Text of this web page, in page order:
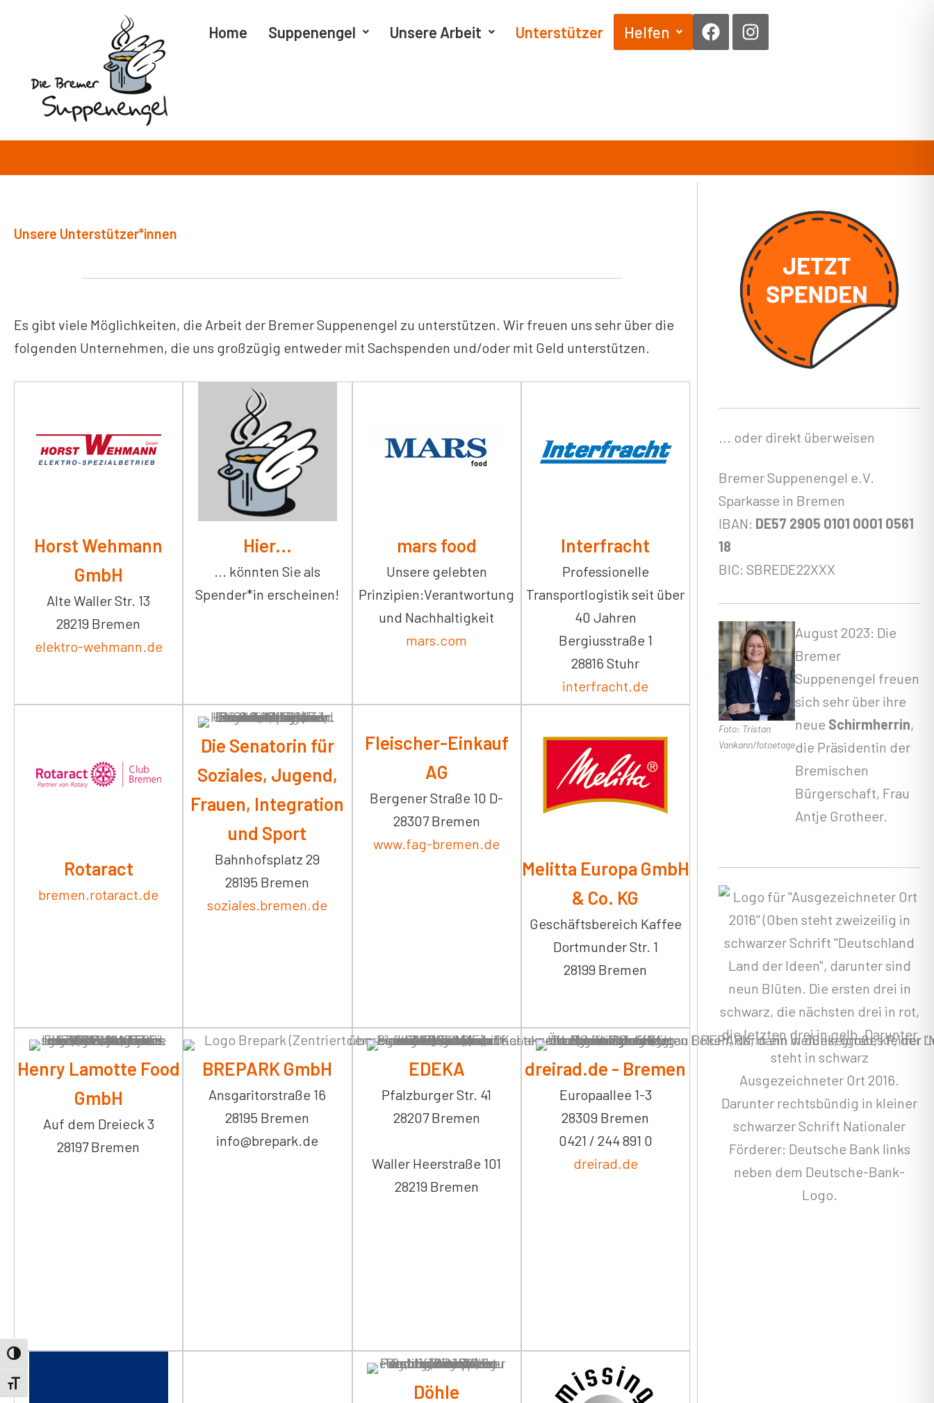
Umschalten auf hohe Kontraste
Schrift vergrößern
Home Suppenengel Unsere Arbeit Unterstützer Helfen FacebookInstagram
Unsere Unterstützer*innen
Es gibt viele Möglichkeiten, die Arbeit der Bremer Suppenengel zu unterstützen. Wir freuen uns sehr über die
folgenden Unternehmen, die uns großzügig entweder mit Sachspenden und/oder mit Geld unterstützen.
Horst Wehmann
GmbH
Alte Waller Str. 13
28219 Bremen
elektro-wehmann.de
Hier...
... könnten Sie als
Spender*in erscheinen!
mars food
Unsere gelebten
Prinzipien:Verantwortung
und Nachhaltigkeit
mars.com
Interfracht
Professionelle
Transportlogistik seit über
40 Jahren
Bergiusstraße 1
28816 Stuhr
interfracht.de
Rotaract
bremen.rotaract.de
Die Senatorin für
Soziales, Jugend,
Frauen, Integration
und Sport
Bahnhofsplatz 29
28195 Bremen
soziales.bremen.de
Fleischer-Einkauf
AG
Bergener Straße 10 D-
28307 Bremen
www.fag-bremen.de
Melitta Europa GmbH
& Co. KG
Geschäftsbereich Kaffee
Dortmunder Str. 1
28199 Bremen
Henry Lamotte Food
GmbH
Auf dem Dreieck 3
28197 Bremen
BREPARK GmbH
Ansgaritorstraße 16
28195 Bremen
info@brepark.de
EDEKA
Pfalzburger Str. 41
28207 Bremen
Waller Heerstraße 101
28219 Bremen
dreirad.de - Bremen
Europaallee 1-3
28309 Bremen
0421 / 244 891 0
dreirad.de
Döhle
... oder direkt überweisen
Bremer Suppenengel e.V.
Sparkasse in Bremen
IBAN: DE57 2905 0101 0001 0561
18
BIC: SBREDE22XXX
Foto: Tristan
Vankann/fotoetage
August 2023: Die
Bremer
Suppenengel freuen
sich sehr über ihre
neue Schirmherrin,
die Präsidentin der
Bremischen
Bürgerschaft, Frau
Antje Grotheer.